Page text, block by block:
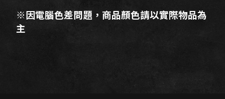
※因電腦色差問題，商品顏色請以實際物品為
主